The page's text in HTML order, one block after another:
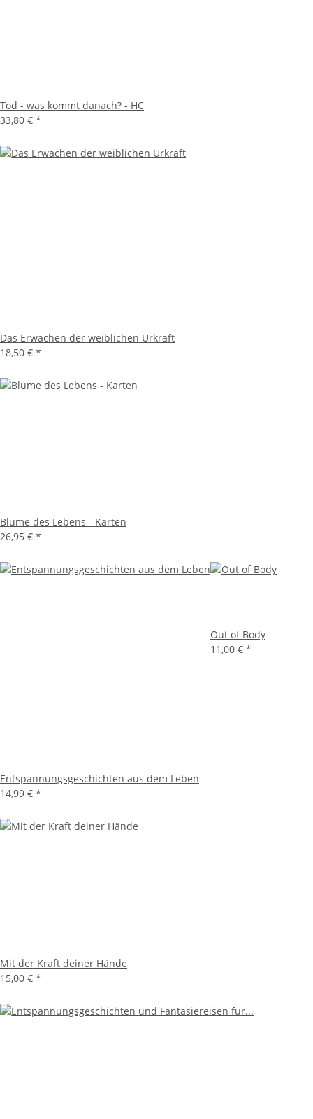
Tod - was kommt danach? - HC
33,80 € *
Das Erwachen der weiblichen Urkraft
18,50 € *
Blume des Lebens - Karten
26,95 € *
Entspannungsgeschichten aus dem Leben
14,99 € *
Out of Body
11,00 € *
Mit der Kraft deiner Hände
15,00 € *